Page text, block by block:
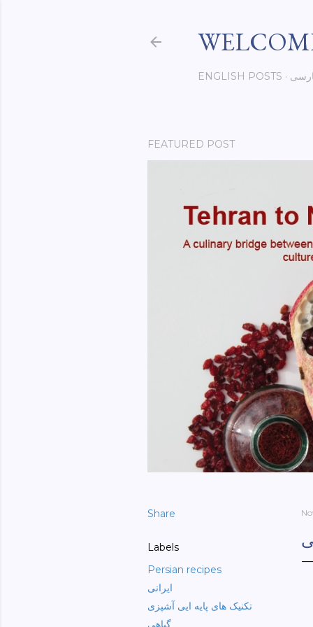
ENGLISH POSTS
FEATURED POST
Share
Labels
Persian recipes
ایرانی
تکنیک های پایه ایی آشپزی
گیاهی